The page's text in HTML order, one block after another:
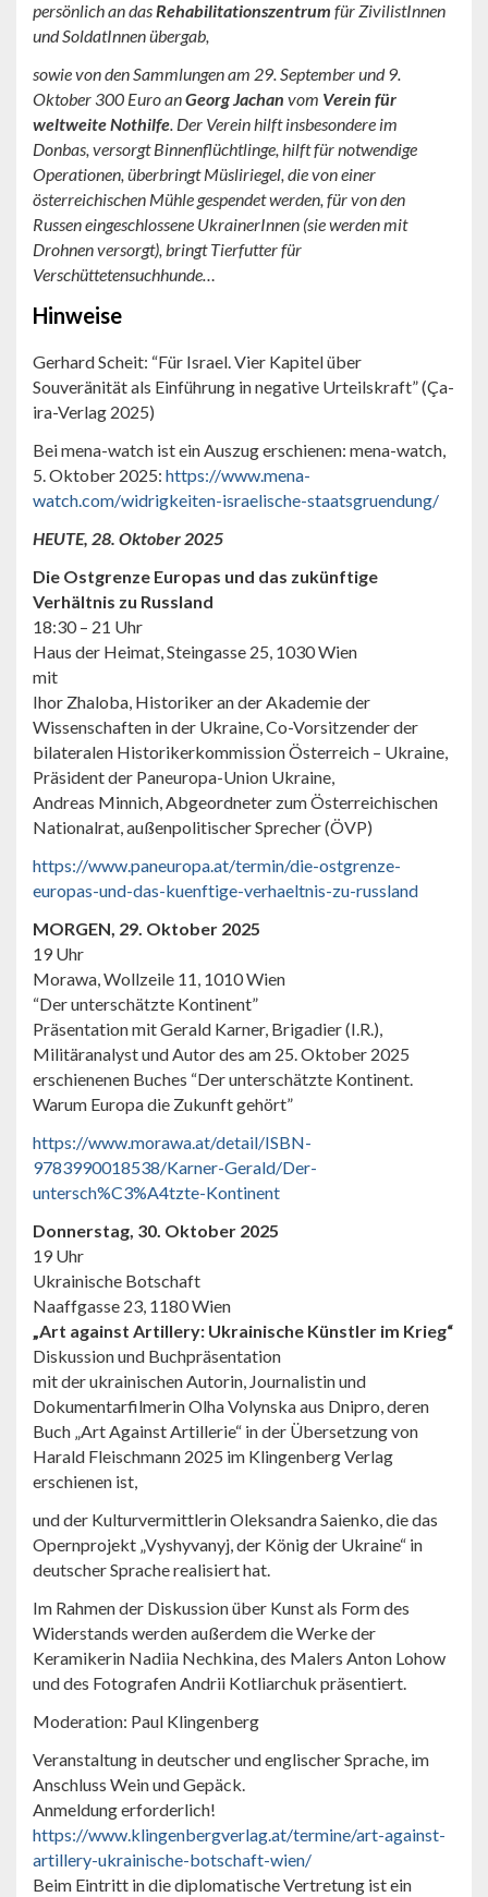
persönlich an dasRehabilitationszentrum für ZivilistInnen
und SoldatInnen übergab,
sowie von den Sammlungen am 29. September und 9.
Oktober 300 Euro anGeorg Jachan vom Verein für
weltweite Nothilfe. Der Verein hilft insbesondere im
Donbas, versorgt Binnenflüchtlinge, hilft für notwendige
Operationen, überbringt Müsliriegel, die von einer
österreichischen Mühle gespendet werden, für von den
Russen eingeschlossene UkrainerInnen (sie werden mit
Drohnen versorgt), bringt Tierfutter für
Verschüttetensuchhunde…
Hinweise
Gerhard Scheit: “Für Israel. Vier Kapitel über
Souveränität als Einführung in negative Urteilskraft” (Ça-
ira-Verlag 2025)
Bei mena-watch ist ein Auszug erschienen: mena-watch,
5. Oktober 2025: https://www.mena-
watch.com/widrigkeiten-israelische-staatsgruendung/
HEUTE, 28. Oktober 2025
Die Ostgrenze Europas und das zukünftige
Verhältnis zu Russland
18:30 – 21 Uhr
Haus der Heimat, Steingasse 25, 1030 Wien
mit
Ihor Zhaloba, Historiker an der Akademie der
Wissenschaften in der Ukraine, Co-Vorsitzender der
bilateralen Historikerkommission Österreich – Ukraine,
Präsident der Paneuropa-Union Ukraine,
Andreas Minnich, Abgeordneter zum Österreichischen
Nationalrat, außenpolitischer Sprecher (ÖVP)
https://www.paneuropa.at/termin/die-ostgrenze-
europas-und-das-kuenftige-verhaeltnis-zu-russland
MORGEN, 29. Oktober 2025
19 Uhr
Morawa, Wollzeile 11, 1010 Wien
“Der unterschätzte Kontinent”
Präsentation mit Gerald Karner, Brigadier (I.R.),
Militäranalyst und Autor des am 25. Oktober 2025
erschienenen Buches “Der unterschätzte Kontinent.
Warum Europa die Zukunft gehört”
https://www.morawa.at/detail/ISBN-
9783990018538/Karner-Gerald/Der-
untersch%C3%A4tzte-Kontinent
Donnerstag, 30. Oktober 2025
19 Uhr
Ukrainische Botschaft
Naaffgasse 23, 1180 Wien
„Art against Artillery: Ukrainische Künstler im Krieg“
Diskussion und Buchpräsentation
mit der ukrainischen Autorin, Journalistin und
Dokumentarfilmerin Olha Volynska aus Dnipro, deren
Buch „Art Against Artillerie“ in der Übersetzung von
Harald Fleischmann 2025 im Klingenberg Verlag
erschienen ist,
und der Kulturvermittlerin Oleksandra Saienko, die das
Opernprojekt „Vyshyvanyj, der König der Ukraine“ in
deutscher Sprache realisiert hat.
Im Rahmen der Diskussion über Kunst als Form des
Widerstands werden außerdem die Werke der
Keramikerin Nadiia Nechkina, des Malers Anton Lohow
und des Fotografen Andrii Kotliarchuk präsentiert.
Moderation: Paul Klingenberg
Veranstaltung in deutscher und englischer Sprache, im
Anschluss Wein und Gepäck.
Anmeldung erforderlich!
https://www.klingenbergverlag.at/termine/art-against-
artillery-ukrainische-botschaft-wien/
Beim Eintritt in die diplomatische Vertretung ist ein